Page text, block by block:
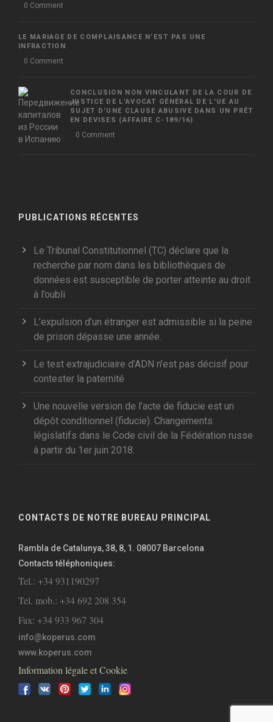
0 Comment
LE MARIAGE DE COMPLAISANCE N’EST PAS UNE
INFRACTION
0 Comment
CONCLUSION NON VINCULANT DE LA COUR DE
JUSTICE DE L’AVOCAT GÉNÉRAL DE L’UE AU
SUJET D’UNE CLAUSE ABUSIVE DANS UN PRÊT
EN DEVISES (AFFAIRE C-189/16)
0 Comment
PUBLICATIONS RÉCENTES
Le Tribunal Constitutionnel (TC) déclare que la
recherche par nom dans les bibliothèques de
données est susceptible de porter atteinte au droit
à l’oubli
L’expulsion d’un étranger est admissible si la peine
de prison dépasse une année.
Le test extrajudiciaire d’ADN n’est pas décisif pour
contester la paternité
Une nouvelle version de l’acte de fiducie est un
dépôt conditionnel (fiducie). Changements
législatifs dans le Code civil de la Fédération russe
à partir du 1er juin 2018.
CONTACTS DE NOTRE BUREAU PRINCIPAL
Rambla de Catalunya, 38, 8, 1. 08007 Barcelona
Contacts téléphoniques:
Tel.: +34 931190297
Tel. mob.: +34 692 208 354
Fax: +34 933 967 304
info@koperus.com
www.koperus.com
Information légale et Cookie